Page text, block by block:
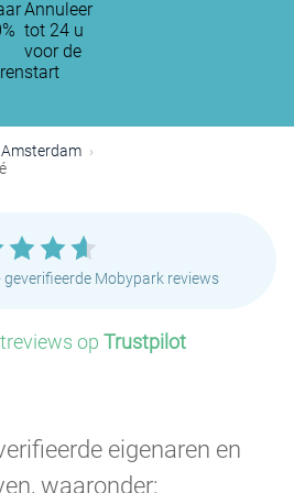
Annuleer
tot 24 u
voor de
start
Amsterdam
geverifieerde Mobypark reviews
op Trustpilot
eigenaren en
waaronder:
P P
P
P